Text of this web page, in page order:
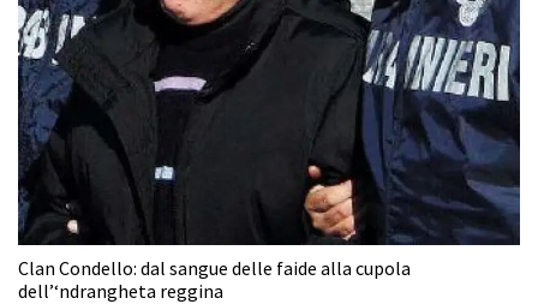
Clan Condello: dal sangue delle faide alla cupola
dell’‘ndrangheta reggina